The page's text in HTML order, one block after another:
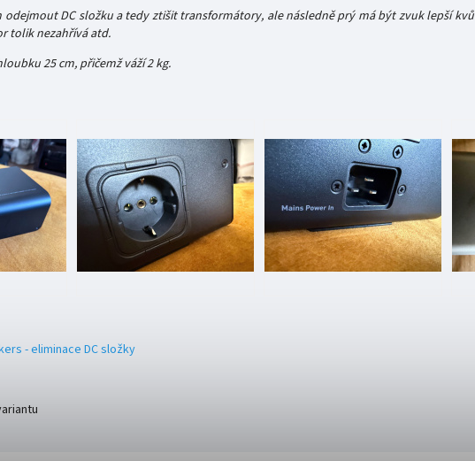
odejmout DC složku a tedy ztišit transformátory, ale následně prý má být zvuk lepší
tolik nezahřívá atd.
25 cm, přičemž váží 2 kg.
- eliminace DC složky